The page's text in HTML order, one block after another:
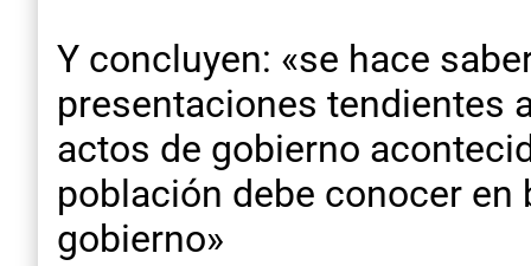
Y concluyen: «se hace
presentaciones tendientes
actos de gobierno
población debe conocer
gobierno»